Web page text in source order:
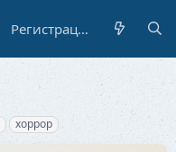
Регистрация
хоррор